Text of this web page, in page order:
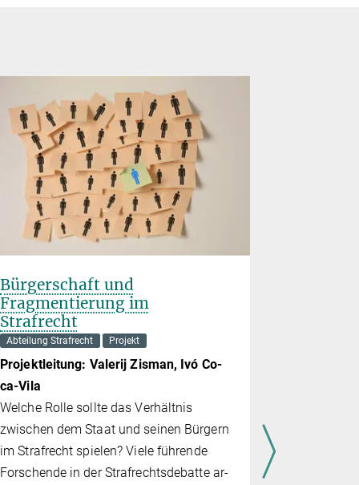
Bürgerschaft und
Fragmentierung im
Strafrecht
Abteilung Strafrecht Projekt
Projektleitung: Valerij Zisman, Ivó Co­
ca-Vi­la
Welche Rolle sollte das Verhältnis
zwischen dem Staat und seinen Bürgern
im Strafrecht spielen? Viele führende
Forschende in der Strafrechtsdebatte ar­